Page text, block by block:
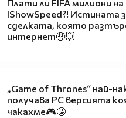
Плати ли FIFA милиони на
IShowSpeed?! Истината
сделката, която
интернет🤑💥
„Game of Thrones“ най-
получава PC версията
чакахме🎮🤩